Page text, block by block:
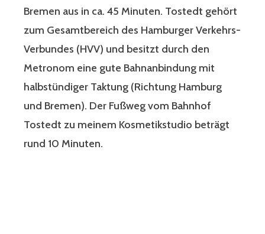
Bremen aus in ca. 45 Minuten. Tostedt gehört
zum Gesamtbereich des Hamburger Verkehrs-
Verbundes (HVV) und besitzt durch den
Metronom eine gute Bahnanbindung mit
halbstündiger Taktung (Richtung Hamburg
und Bremen). Der Fußweg vom Bahnhof
Tostedt zu meinem Kosmetikstudio beträgt
rund 10 Minuten.